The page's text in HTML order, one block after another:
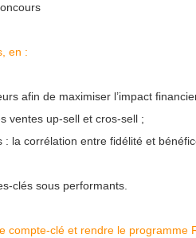
en :
afin de maximiser l’impact
ventes up-sell et cros-sell ;
la corrélation entre fidélité et
clés sous performants.
compte-clé et rendre le programme